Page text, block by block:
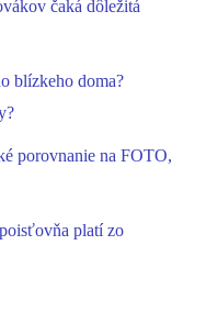
čaká dôležitá
blízkeho doma?
porovnanie na FOTO,
platí zo